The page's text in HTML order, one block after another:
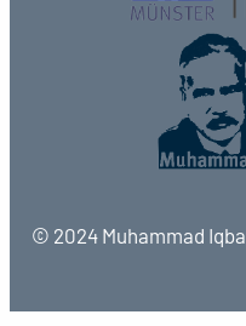
© 2024 Muhammad